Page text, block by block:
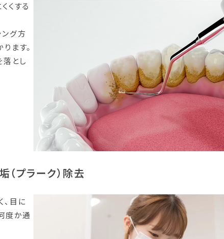
くする
グ方
ます。
とし
（プラーク）除去
目に
度か通